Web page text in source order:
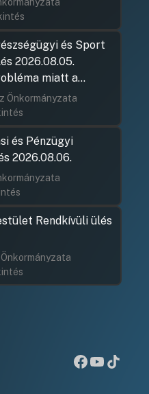
és Sport
2026.08.05.
miatt a
nem
Önkormányzata
és Pénzügyi
2026.08.06.
Rendkívüli ülés